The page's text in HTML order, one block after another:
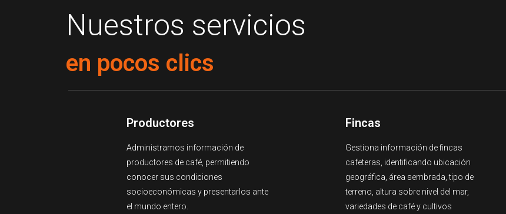
Nuestros servicios
en pocos clics
Productores
Administramos información de
productores de café, permitiendo
conocer sus condiciones
socioeconómicas y presentarlos ante
el mundo entero.
Fincas
Gestiona información de fincas
cafeteras, identificando ubicación
geográfica, área sembrada, tipo de
terreno, altura sobre nivel del mar,
variedades de café y cultivos